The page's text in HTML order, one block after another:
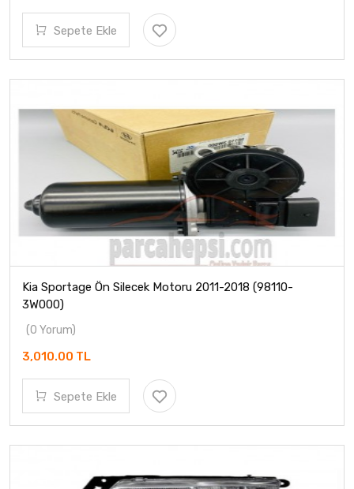
Sepete Ekle
Kia Sportage Ön Silecek Motoru 2011-2018 (98110-
3W000)
(0 Yorum)
3,010.00 TL
Sepete Ekle